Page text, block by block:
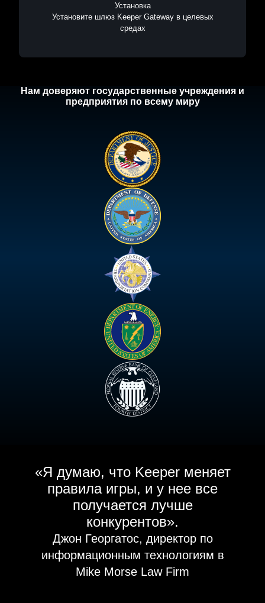
Установка
Установите шлюз Keeper Gateway в целевых
средах
Нам доверяют государственные учреждения и
предприятия по всему миру
«Я думаю, что Keeper меняет
правила игры, и у нее все
получается лучше
конкурентов».
Джон Георгатос, директор по
информационным технологиям в
Mike Morse Law Firm